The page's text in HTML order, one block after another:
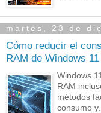
martes, 23 de
Cómo reducir el
RAM de Windows 11
Windows
RAM
métodos
consumo y...